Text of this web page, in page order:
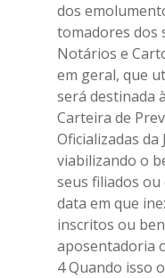
dos
tomadores dos
Notários e
em geral, que
será destinada à
Carteira de
Oficializadas da
viabilizando o
seus filiados ou
data em que
inscritos ou
aposentadoria
4 Quando isso